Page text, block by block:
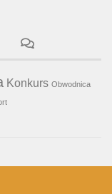
Konkurs Obwodnica